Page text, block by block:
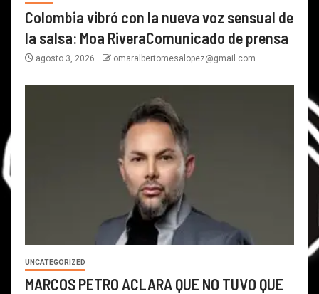
Colombia vibró con la nueva voz sensual de
la salsa: Moa RiveraComunicado de prensa
agosto 3, 2026 omaralbertomesalopez@gmail.com
UNCATEGORIZED
MARCOS PETRO ACLARA QUE NO TUVO QUE